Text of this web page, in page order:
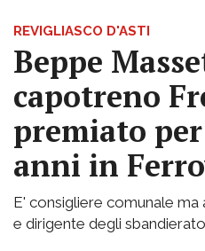
REVIGLIASCO D'ASTI
Beppe
capotreno
premiato
anni in
E' consigliere comunale
e dirigente degli